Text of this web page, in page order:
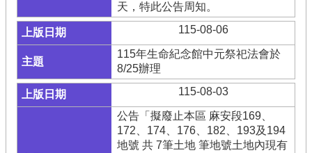
天，特此公告周知。
115-08-06
115年生命紀念館中元祭祀法會於
8/25辦理
115-08-03
公告「擬廢止本區 麻安段169、
172、174、176、182、193及194
地號 共 7筆土地 筆地號土地內現有